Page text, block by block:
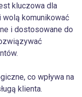
kluczowa dla
wolą komunikować
i dostosowane do
co wpływa na
klienta.